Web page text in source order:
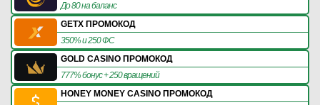
До 80 на баланс
GETX ПРОМОКОД
350% и 250 ФС
GOLD CASINO ПРОМОКОД
777% бонус + 250 вращений
HONEY MONEY CASINO ПРОМОКОД